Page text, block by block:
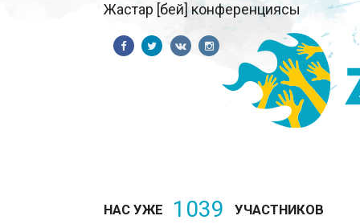
Жастар [бей] конференциясы
НАС УЖЕ 1039 УЧАСТНИКОВ